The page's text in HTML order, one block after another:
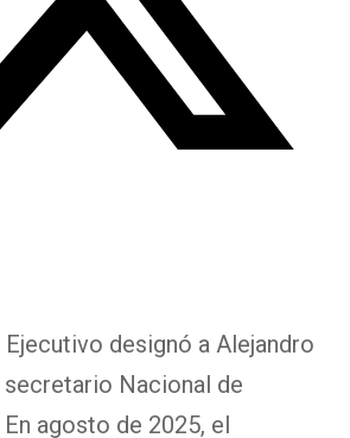
Ejecutivo designó a Alejandro
Nacional de
agosto de 2025, el